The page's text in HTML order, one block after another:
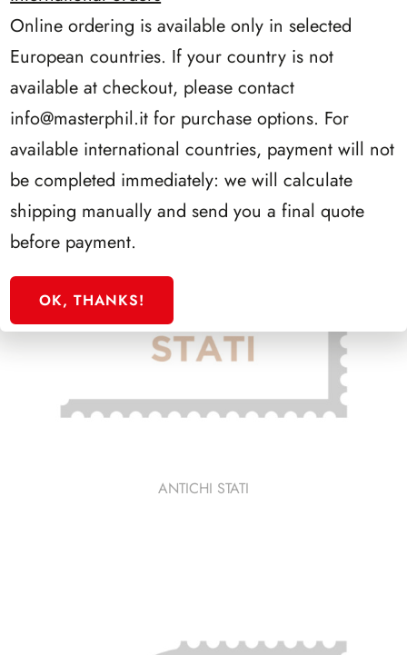
ANTICHI STATI
Online ordering is available only in selected
European countries. If your country is not
available at checkout, please contact
info@masterphil.it for purchase options. For
available international countries, payment will not
be completed immediately: we will calculate
shipping manually and send you a final quote
before payment.
OK, THANKS!